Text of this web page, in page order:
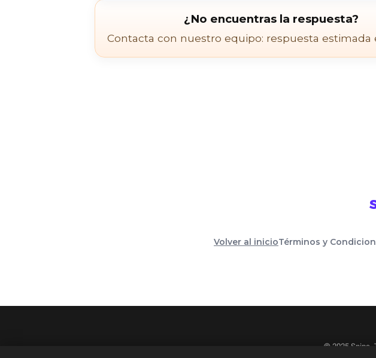
¿No encuentras la respuesta?
Contacta con nuestro equipo: respuesta estimada
Volver al inicioTérminos y
© 2025 Snipe.